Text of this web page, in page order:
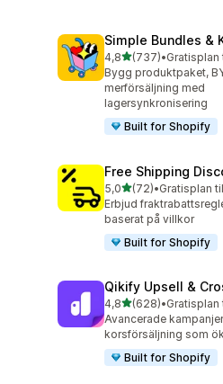
Simple Bundles &
4,8av 5 stjärnor
(737)
737 recensioner totalt
•
Bygg produktpaket,
merförsäljning med
lagersynkronisering
Built for Shopify
Free Shipping
5,0av 5 stjärnor
(72)
72 recensioner totalt
•Gratisplan
Erbjud
baserat på villkor
Built for Shopify
Qikify Upsell &
4,8av 5 stjärnor
(628)
628 recensioner totalt
•
Avancerade
korsförsäljning som
Built for Shopify